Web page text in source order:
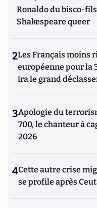
Ronaldo du bisco-
Shakespeare queer
2Les Français moins
européenne pour la
ira le grand
3Apologie du
700, le chanteur à
2026
4Cette autre crise
se profile après